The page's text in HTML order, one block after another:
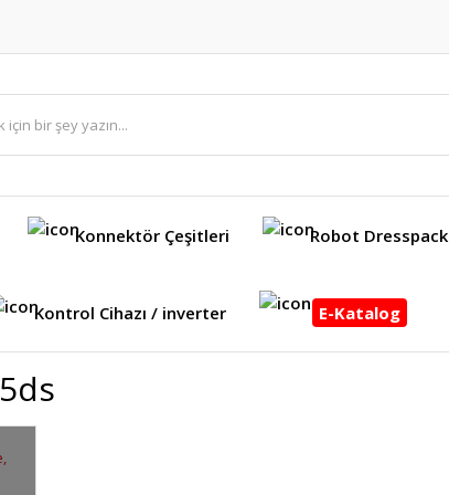
Konnektör Çeşitleri Robot Dresspack
Kontrol Cihazı / inverter E-Katalog